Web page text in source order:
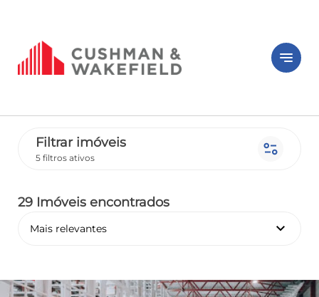
notes
Filtrar imóveis
5 filtros ativos page_info
29 Imóveis encontrados
Mais relevantes keyboard_arrow_down